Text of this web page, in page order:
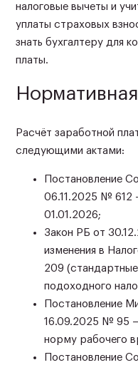
налоговые вычеты и
уплаты страховых
знать бухгалтеру для
платы.
Расчёт заработной
следующими актами:
Постановление
06.11.2025 № 612
01.01.2026;
Закон РБ от
изменения в
209
подоходного
Постановление
16.09.2025 № 95
норму рабочего
Постановление